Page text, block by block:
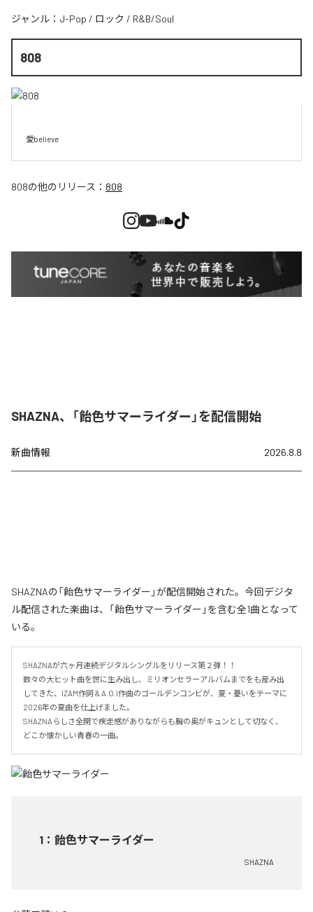
ジャンル： J-Pop / ロック / R&B/Soul
808
愛believe
808の他のリリース： 808
SHAZNA、「飴色サマーライダー」を配信開始
新曲情報 2026.8.8
SHAZNAの「飴色サマーライダー」が配信開始された。今回デジタ
ル配信された楽曲は、「飴色サマーライダー」を含む全1曲となって
いる。
SHAZNAが六ヶ月連続デジタルシングルをリリース第２弾！！
数々の大ヒット曲を世に生み出し、ミリオンセラーアルバムまでをも産み出
してきた、IZAM作詞 & A.O.I作曲のゴールデンコンビが、夏・憂いをテーマに
2026年の夏曲を仕上げました。
SHAZNAらしさ全開で疾走感がありながらも胸の奥がキュンとして切なく、
どこか懐かしい青春の一曲。
1 ： 飴色サマーライダー
SHAZNA